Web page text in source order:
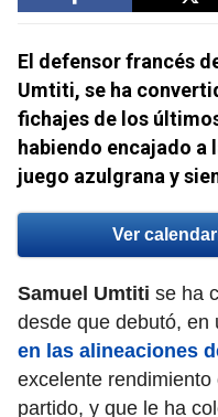
El defensor francés
Umtiti, se ha
fichajes de los
habiendo encajado
juego azulgrana y
Ver
Samuel Umtiti se ha
desde que debutó, en
en las alineaciones
excelente
partido, y que le ha